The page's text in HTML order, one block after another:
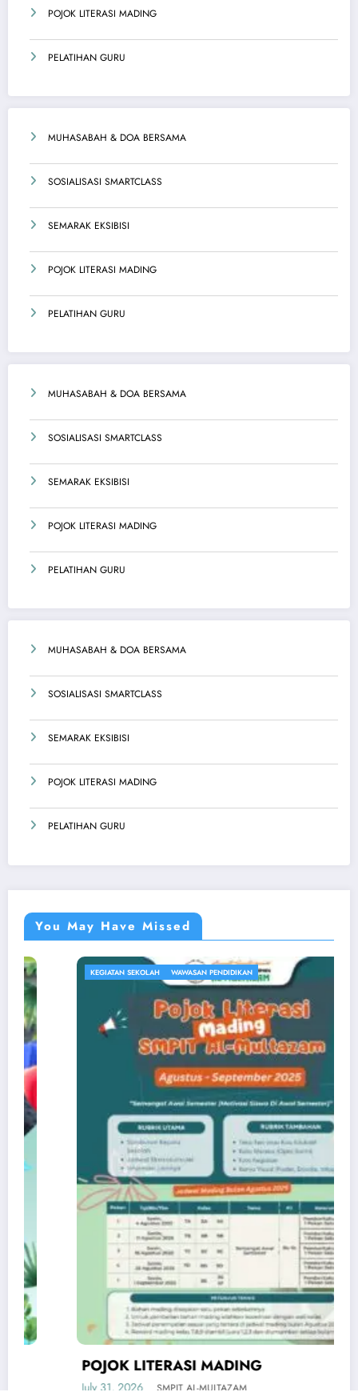
POJOK LITERASI MADING
PELATIHAN GURU
MUHASABAH & DOA BERSAMA
SOSIALISASI SMARTCLASS
SEMARAK EKSIBISI
POJOK LITERASI MADING
PELATIHAN GURU
MUHASABAH & DOA BERSAMA
SOSIALISASI SMARTCLASS
SEMARAK EKSIBISI
POJOK LITERASI MADING
PELATIHAN GURU
MUHASABAH & DOA BERSAMA
SOSIALISASI SMARTCLASS
SEMARAK EKSIBISI
POJOK LITERASI MADING
PELATIHAN GURU
You May Have Missed
KEGIATAN SEKOLAH WAWASAN PENDIDIKAN
POJOK LITERASI MADING
July 31, 2026 SMPIT AL-MULTAZAM